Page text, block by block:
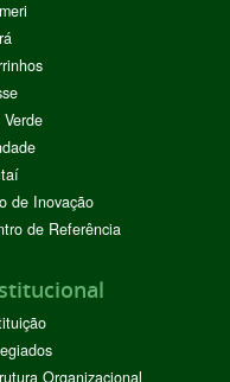
de Inovação
de Referência
Organizacional